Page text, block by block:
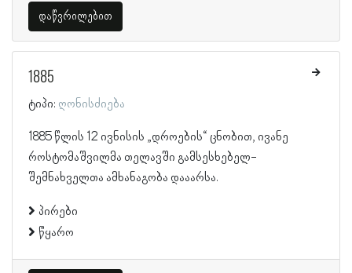
დაწვრილებით
1885
ტიპი: ღონისძიება
1885 წლის 12 ივნისის „დროების“ ცნობით, ივანე
როსტომაშვილმა თელავში გამსესხებელ-
შემნახველთა ამხანაგობა დააარსა.
პირები
წყარო